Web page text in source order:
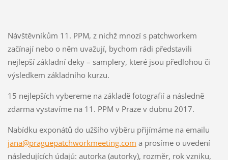
Návštěvníkům 11. PPM, z nichž mnozí s patchworkem
začínají nebo o něm uvažují, bychom rádi představili
nejlepší základní deky – samplery, které jsou předlohou či
výsledkem základního kurzu.
15 nejlepších vybereme na základě fotografií a následně
zdarma vystavíme na 11. PPM v Praze v dubnu 2017.
Nabídku exponátů do užšího výběru přijímáme na emailu
jana@praguepatchworkmeeting.com a prosíme o uvedení
následujících údajů: autorka (autorky), rozměr, rok vzniku,